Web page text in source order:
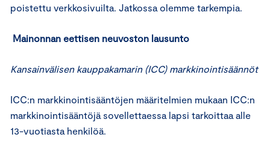
poistettu verkkosivuilta. Jatkossa olemme tarkempia.
Mainonnan eettisen neuvoston lausunto
Kansainvälisen kauppakamarin (ICC) markkinointisäännöt
ICC:n markkinointisääntöjen määritelmien mukaan ICC:n
markkinointisääntöjä sovellettaessa lapsi tarkoittaa alle
13-vuotiasta henkilöä.